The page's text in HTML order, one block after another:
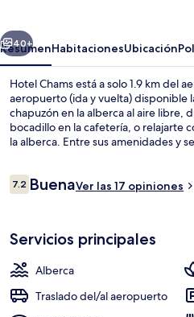
Siguiente
40+
ResumenHabitacionesUbicación
Hotel Chams está a solo 1.9 km del
aeropuerto (ida y vuelta) disponible
chapuzón en la alberca al aire libre,
bocadillo en la cafetería, o relajarte
la alberca. Entre sus amenidades y
Opiniones
7.27.2 de 10,
BuenaVer las 17 opiniones
Servicios principales
Alberca
Traslado del/al aeropuerto